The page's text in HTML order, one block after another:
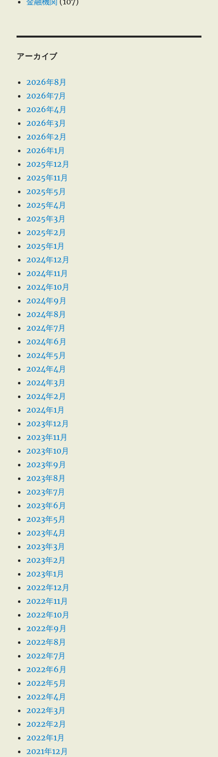
アーカイブ
2026年8月
2026年7月
2026年4月
2026年3月
2026年2月
2026年1月
2025年12月
2025年11月
2025年5月
2025年4月
2025年3月
2025年2月
2025年1月
2024年12月
2024年11月
2024年10月
2024年9月
2024年8月
2024年7月
2024年6月
2024年5月
2024年4月
2024年3月
2024年2月
2024年1月
2023年12月
2023年11月
2023年10月
2023年9月
2023年8月
2023年7月
2023年6月
2023年5月
2023年4月
2023年3月
2023年2月
2023年1月
2022年12月
2022年11月
2022年10月
2022年9月
2022年8月
2022年7月
2022年6月
2022年5月
2022年4月
2022年3月
2022年2月
2022年1月
2021年12月